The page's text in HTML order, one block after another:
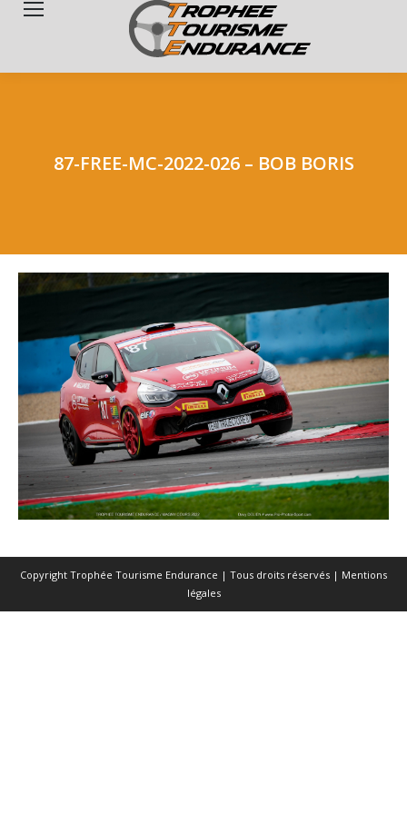
87-FREE-MC-2022-026 – BOB BORIS
Copyright Trophée Tourisme Endurance | Tous droits réservés | Mentions
légales